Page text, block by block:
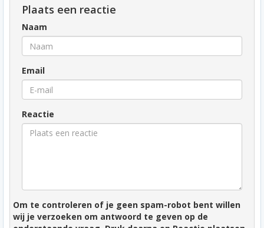
Plaats een reactie
Naam
Email
Reactie
Om te controleren of je geen spam-robot bent willen
wij je verzoeken om antwoord te geven op de